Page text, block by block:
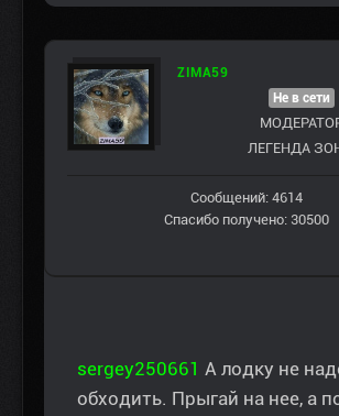
ZIMA59
Не в сети
ЛЕГЕНДА
Сообщений: 4614
Спасибо получено: 30500
sergey250661 А лодку не
обходить. Прыгай на нее, а